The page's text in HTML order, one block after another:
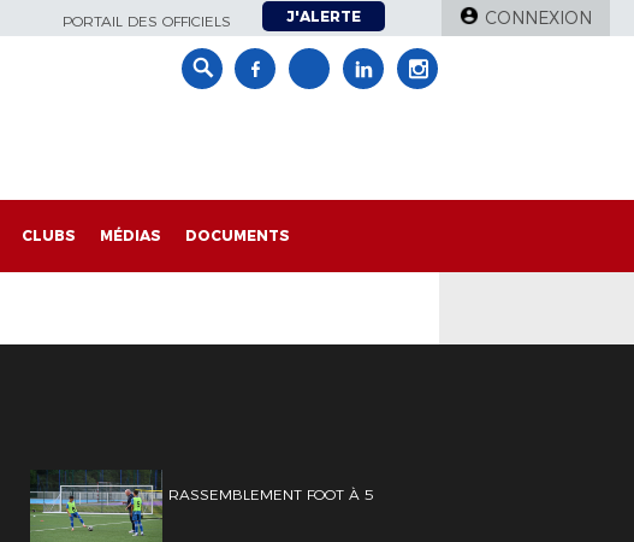
PORTAIL DES OFFICIELS J'ALERTE CONNEXION
CLUBS MÉDIAS DOCUMENTS
RASSEMBLEMENT FOOT À 5